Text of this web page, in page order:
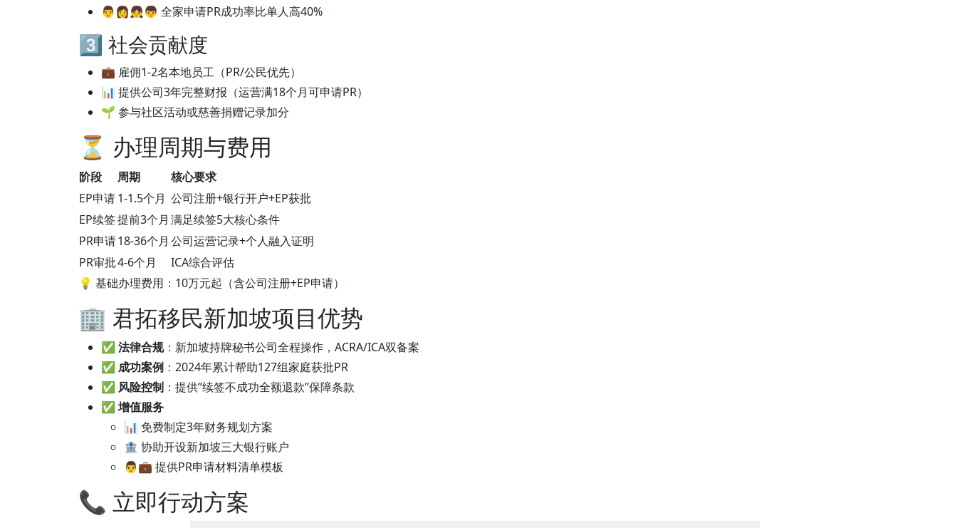
👨👩👧👦 全家申请PR成功率比单人高40%
3️⃣ 社会贡献度
💼 雇佣1-2名本地员工（PR/公民优先）
📊 提供公司3年完整财报（运营满18个月可申请PR）
🌱 参与社区活动或慈善捐赠记录加分
⏳ 办理周期与费用
阶段 周期
核心要求
EP申请1-1.5个月 公司注册+银行开户+EP获批
EP续签提前3个月 满足续签5大核心条件
PR申请18-36个月 公司运营记录+个人融入证明
PR审批4-6个月
ICA综合评估
💡 基础办理费用：10万元起（含公司注册+EP申请）
🏢 君拓移民新加坡项目优势
✅ 法律合规：新加坡持牌秘书公司全程操作，ACRA/ICA双备案
✅ 成功案例 ：2024年累计帮助127组家庭获批PR
✅ 风险控制 ：提供”续签不成功全额退款”保障条款
✅ 增值服务
📊 免费制定3年财务规划方案
🏦 协助开设新加坡三大银行账户
👨💼 提供PR申请材料清单模板
📞 立即行动方案